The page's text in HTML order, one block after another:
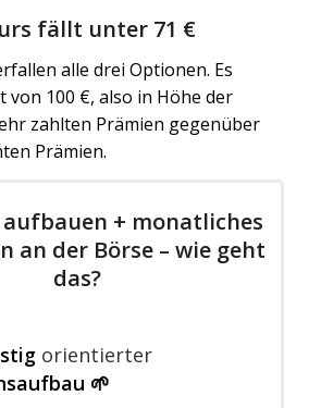
fällt unter 71 €
alle drei Optionen. Es
von 100 €, also in Höhe der
zahlten Prämien gegenüber
Prämien.
+ monatliches
an der Börse – wie geht
das?
orientierter
🌱